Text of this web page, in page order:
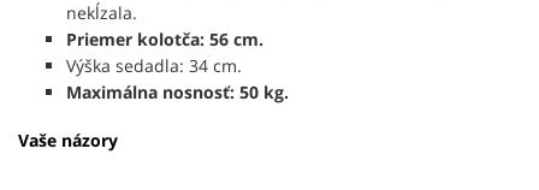
nekĺzala.
Priemer kolotča: 56 cm.
Výška sedadla: 34 cm.
Maximálna nosnosť: 50 kg.
Vaše názory